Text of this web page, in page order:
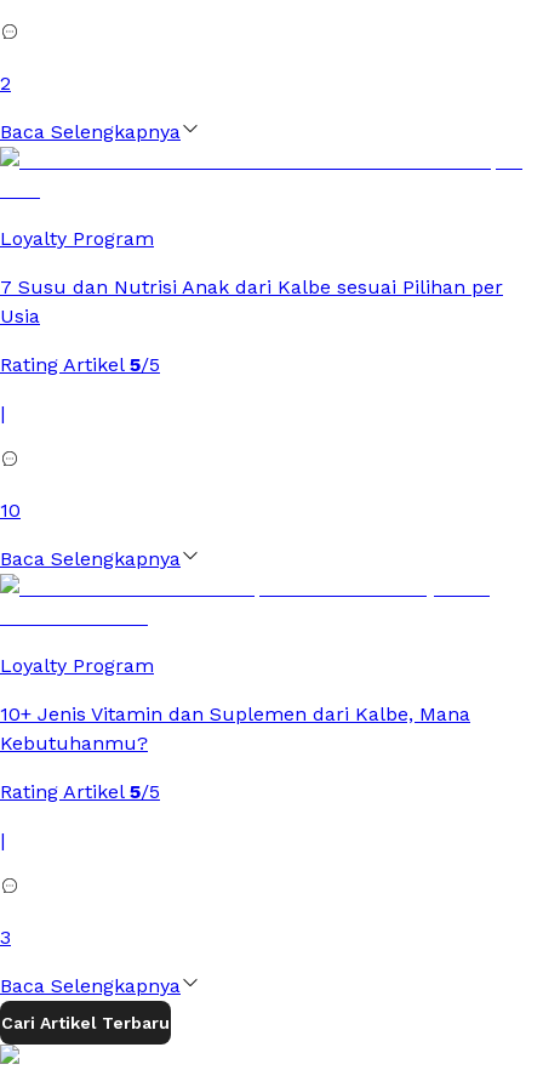
2
Baca Selengkapnya
Loyalty Program
7 Susu dan Nutrisi Anak dari Kalbe sesuai Pilihan per
Usia
Rating Artikel 5/5
|
10
Baca Selengkapnya
Loyalty Program
10+ Jenis Vitamin dan Suplemen dari Kalbe, Mana
Kebutuhanmu?
Rating Artikel 5/5
|
3
Baca Selengkapnya
Cari Artikel Terbaru